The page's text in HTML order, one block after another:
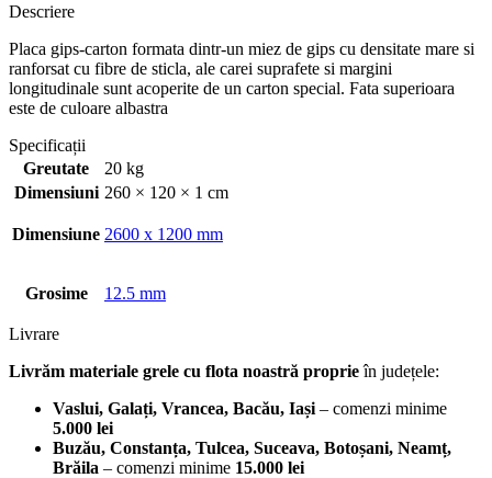
Descriere
Placa gips-carton formata dintr-un miez de gips cu densitate mare si
ranforsat cu fibre de sticla, ale carei suprafete si margini
longitudinale sunt acoperite de un carton special. Fata superioara
este de culoare albastra
Specificații
Greutate
20 kg
Dimensiuni 260 × 120 × 1 cm
Dimensiune 2600 x 1200 mm
Grosime 12.5 mm
Livrare
Livrăm materiale grele cu flota noastră proprieîn județele:
Vaslui, Galați, Vrancea, Bacău, Iași – comenzi minime
5.000 lei
Buzău, Constanța, Tulcea, Suceava, Botoșani, Neamț,
Brăila – comenzi minime 15.000 lei